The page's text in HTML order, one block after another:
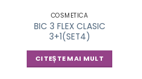
COSMETICA
BIC 3 FLEX CLASIC
3+1(SET4)
CITEȘTE MAI MULT